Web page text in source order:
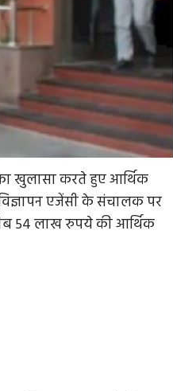
का खुलासा करते हुए आर्थिक
एजेंसी के संचालक पर
54 लाख रुपये की आर्थिक